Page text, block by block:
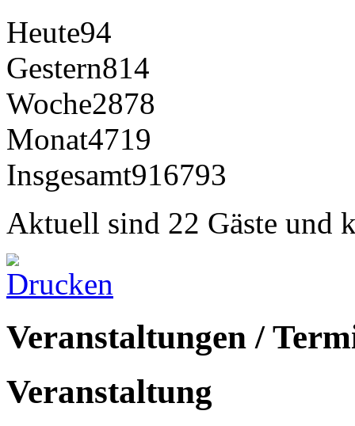
Heute94
Gestern814
Woche2878
Monat4719
Insgesamt916793
Aktuell sind 22 Gäste und
Veranstaltungen /
Veranstaltung